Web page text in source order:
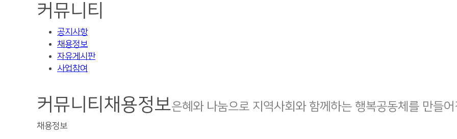
커뮤니티
공지사항
채용정보
자유게시판
사업참여
커뮤니티 채용정보은혜와 나눔으로 지역사회와 함께하는 행복공동체를 만들
채용정보